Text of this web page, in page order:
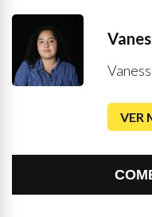
VER